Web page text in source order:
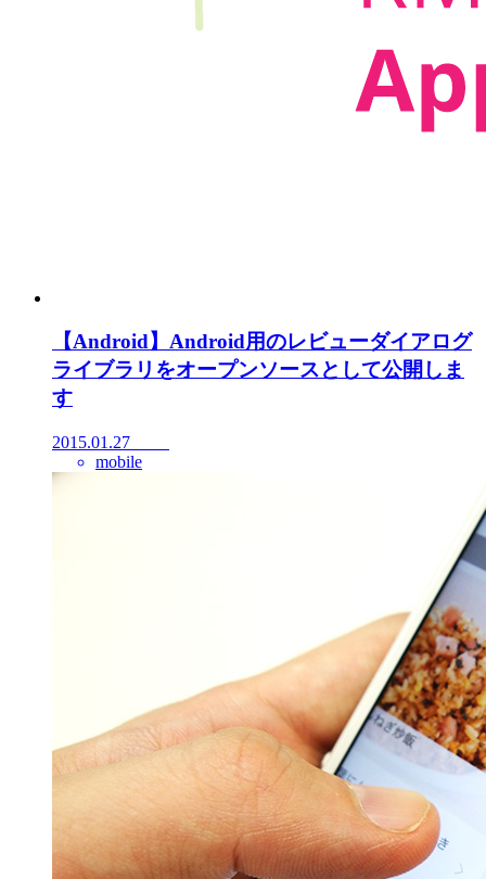
【Android】Android用のレビューダイアログ
ライブラリをオープンソースとして公開しま
す
2015.01.27
mobile